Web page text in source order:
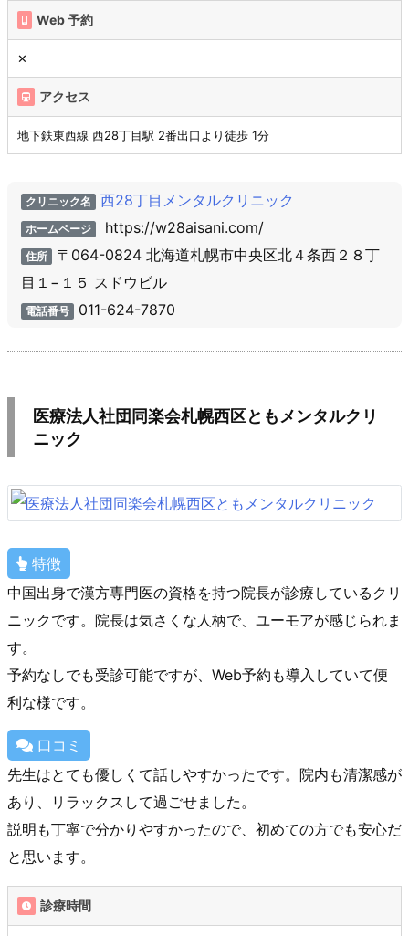
Web 予約
✕
アクセス
地下鉄東西線 西28丁目駅 2番出口より徒歩 1分
クリニック名 西28丁目メンタルクリニック
ホームページ https://w28aisani.com/
住所 〒064-0824 北海道札幌市中央区北４条西２８丁
目１−１５ スドウビル
電話番号 011-624-7870
医療法人社団同楽会札幌西区ともメンタルクリ
ニック
特徴
中国出身で漢方専門医の資格を持つ院長が診療しているクリ
ニックです。院長は気さくな人柄で、ユーモアが感じられま
す。
予約なしでも受診可能ですが、Web予約も導入していて便
利な様です。
口コミ
先生はとても優しくて話しやすかったです。院内も清潔感が
あり、リラックスして過ごせました。
説明も丁寧で分かりやすかったので、初めての方でも安心だ
と思います。
診療時間